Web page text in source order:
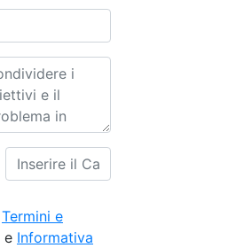
Termini e
e Informativa